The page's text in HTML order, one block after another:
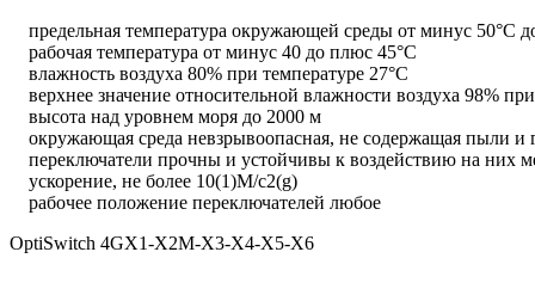
предельная температура окружающей среды от минус 50°С
рабочая температура от минус 40 до плюс 45°С
влажность воздуха 80% при температуре 27°С
верхнее значение относительной влажности воздуха 98%
высота над уровнем моря до 2000 м
окружающая среда невзрывоопасная, не содержащая пыли и
переключатели прочны и устойчивы к воздействию на них
ускорение, не более 10(1)М/с2(g)
рабочее положение переключателей любое
OptiSwitch 4GХ1-Х2M-Х3-Х4-Х5-Х6